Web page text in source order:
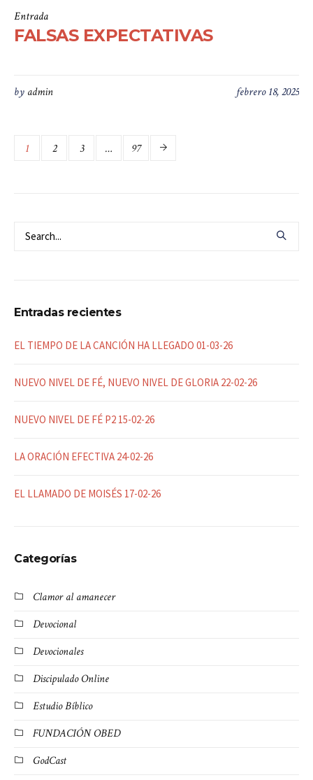
Entrada
FALSAS EXPECTATIVAS
febrero 18, 2025
by admin
1 2 3 … 97
Entradas recientes
EL TIEMPO DE LA CANCIÓN HA LLEGADO 01-03-26
NUEVO NIVEL DE FÉ, NUEVO NIVEL DE GLORIA 22-02-26
NUEVO NIVEL DE FÉ P2 15-02-26
LA ORACIÓN EFECTIVA 24-02-26
EL LLAMADO DE MOISÉS 17-02-26
Categorías
Clamor al amanecer
Devocional
Devocionales
Discipulado Online
Estudio Bíblico
FUNDACIÓN OBED
GodCast